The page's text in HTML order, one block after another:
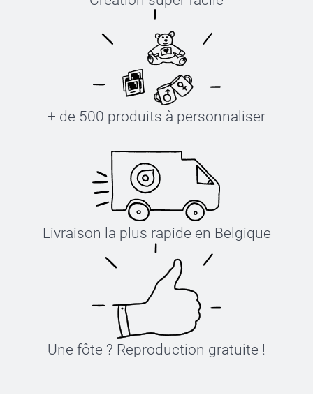
+ de 500 produits à personnaliser
Livraison la plus rapide en Belgique
Une fôte ? Reproduction gratuite !